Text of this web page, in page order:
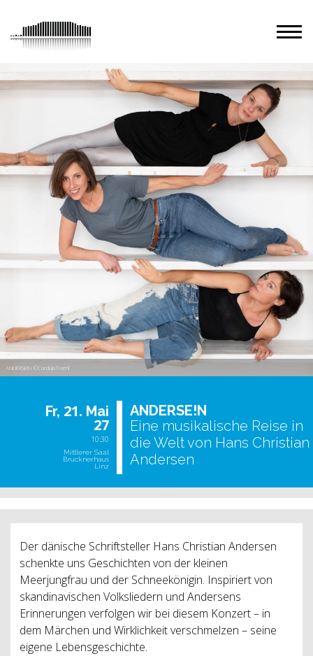
ANDERSE!N ©CordulaTreml
Fr, 21. Mai
27
10:30
Mittlerer Saal
Brucknerhaus
Linz
AN­DER­SE!N
Eine musikalische Reise in
die Welt von Hans Christian
Andersen
Der dänische Schriftsteller Hans Christian Andersen
schenkte uns Geschichten von der kleinen
Meerjungfrau und der Schneekönigin. Inspiriert von
skandinavischen Volksliedern und Andersens
Erinnerungen verfolgen wir bei diesem Konzert – in
dem Märchen und Wirklichkeit verschmelzen – seine
eigene Lebensgeschichte.